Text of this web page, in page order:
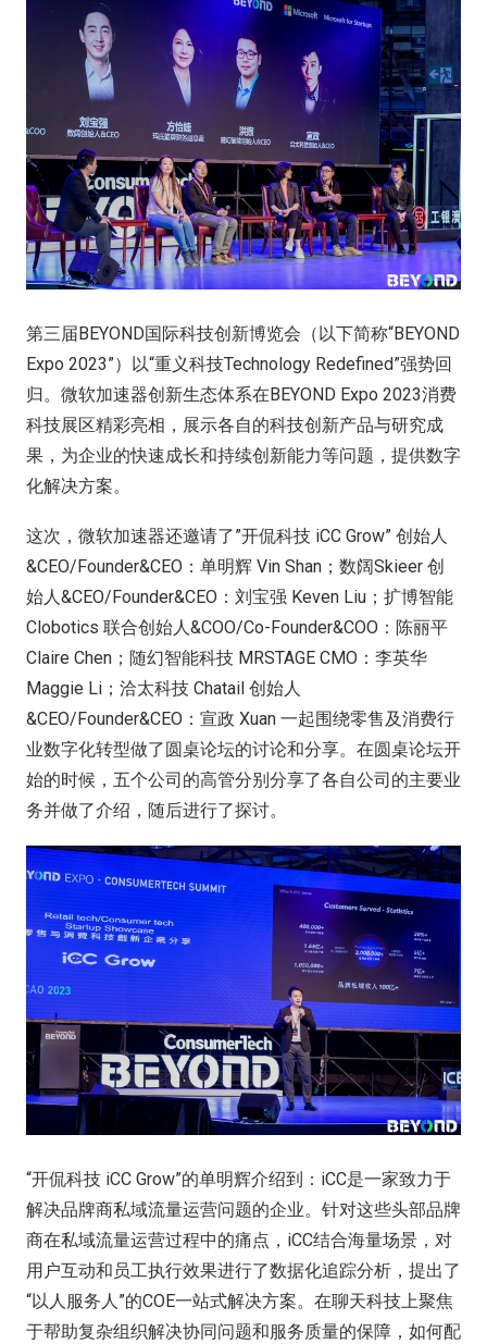
第三届BEYOND国际科技创新博览会（以下简称“BEYOND
Expo 2023”）以“重义科技Technology Redefined”强势回
归。微软加速器创新生态体系在BEYOND Expo 2023消费
科技展区精彩亮相，展示各自的科技创新产品与研究成
果，为企业的快速成长和持续创新能力等问题，提供数字
化解决方案。
这次，微软加速器还邀请了”开侃科技 iCC Grow” 创始人
&CEO/Founder&CEO：单明辉 Vin Shan；数阔Skieer 创
始人&CEO/Founder&CEO：刘宝强 Keven Liu；扩博智能
Clobotics 联合创始人&COO/Co-Founder&COO：陈丽平
Claire Chen；随幻智能科技 MRSTAGE CMO：李英华
Maggie Li；洽太科技 Chatail 创始人
&CEO/Founder&CEO：宣政 Xuan 一起围绕零售及消费行
业数字化转型做了圆桌论坛的讨论和分享。在圆桌论坛开
始的时候，五个公司的高管分别分享了各自公司的主要业
务并做了介绍，随后进行了探讨。
“开侃科技 iCC Grow”的单明辉介绍到：iCC是一家致力于
解决品牌商私域流量运营问题的企业。针对这些头部品牌
商在私域流量运营过程中的痛点，iCC结合海量场景，对
用户互动和员工执行效果进行了数据化追踪分析，提出了
“以人服务人”的COE一站式解决方案。在聊天科技上聚焦
于帮助复杂组织解决协同问题和服务质量的保障，如何配